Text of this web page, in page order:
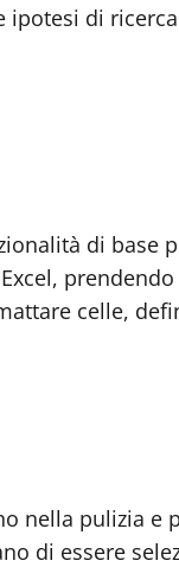
di
di base
prendendo
celle,
nella pulizia e
di essere